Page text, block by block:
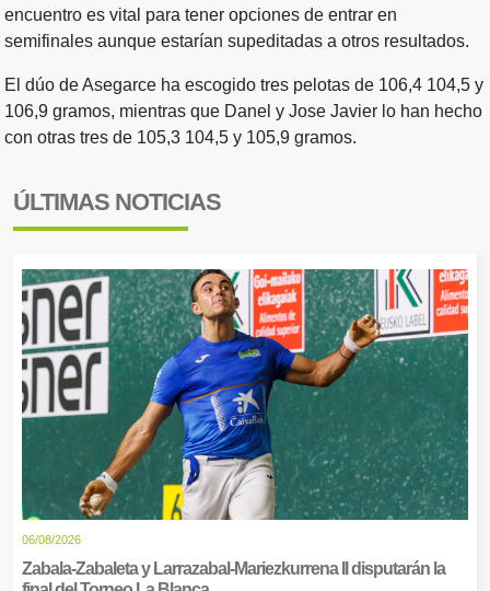
encuentro es vital para tener opciones de entrar en
semifinales aunque estarían supeditadas a otros resultados.
El dúo de Asegarce ha escogido tres pelotas de 106,4 104,5 y
106,9 gramos, mientras que Danel y Jose Javier lo han hecho
con otras tres de 105,3 104,5 y 105,9 gramos.
ÚLTIMAS NOTICIAS
06/08/2026
Zabala-Zabaleta y Larrazabal-Mariezkurrena II disputarán la